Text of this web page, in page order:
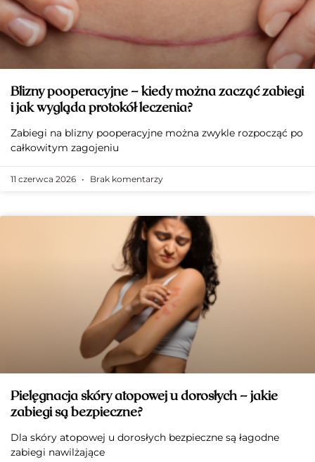
Blizny pooperacyjne – kiedy można zacząć zabiegi
i jak wygląda protokół leczenia?
Zabiegi na blizny pooperacyjne można zwykle rozpocząć po
całkowitym zagojeniu
11 czerwca 2026 Brak komentarzy
Pielęgnacja skóry atopowej u dorosłych – jakie
zabiegi są bezpieczne?
Dla skóry atopowej u dorosłych bezpieczne są łagodne
zabiegi nawilżające